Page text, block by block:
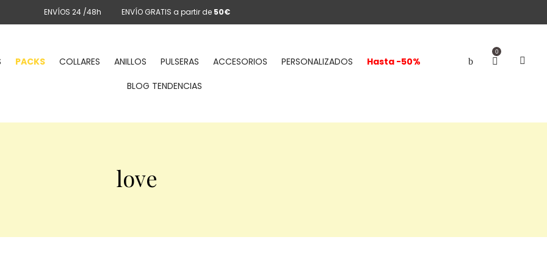
ENVÍOS 24 /48h ENVÍO GRATIS a partir de 50€
0
PACKS COLLARES ANILLOS PULSERAS ACCESORIOS PERSONALIZADOS
Hasta -50%
BLOG TENDENCIAS
love